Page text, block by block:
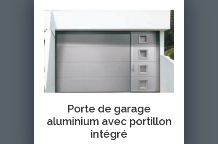
Porte de garage
aluminium avec portillon
intégré